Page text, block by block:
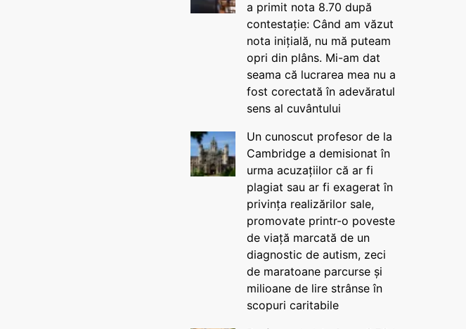
a primit nota 8.70 după
contestație: Când am văzut
nota inițială, nu mă puteam
opri din plâns. Mi-am dat
seama că lucrarea mea nu a
fost corectată în adevăratul
sens al cuvântului
Un cunoscut profesor de la
Cambridge a demisionat în
urma acuzațiilor că ar fi
plagiat sau ar fi exagerat în
privința realizărilor sale,
promovate printr-o poveste
de viață marcată de un
diagnostic de autism, zeci
de maratoane parcurse și
milioane de lire strânse în
scopuri caritabile